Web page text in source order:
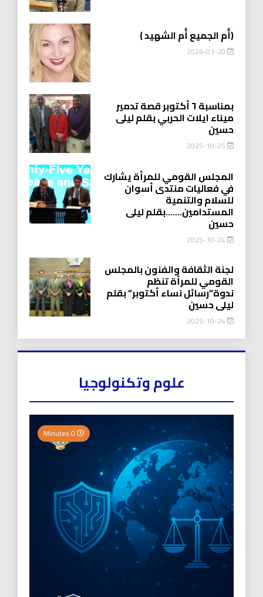
(أُم الجميع أُم الشهيد )
2026-03-20
بمناسبة ٦ أكتوبر قصة تدمير
ميناء ايلات الحربي بقلم ليلى
حسين
2025-10-25
المجلس القومي للمرأة يشارك
في فعاليات منتدى أسوان
للسلام والتنمية
المستدامين…….بقلم ليلى
حسين
2025-10-24
لجنة الثقافة والفنون بالمجلس
القومي للمرأة تنظم
ندوة”رسائل نساء أكتوبر” بقلم
ليلى حسين
2025-10-24
علوم وتكنولوجيا